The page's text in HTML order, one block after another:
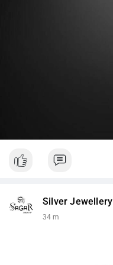
Silver Jewellery
34 m